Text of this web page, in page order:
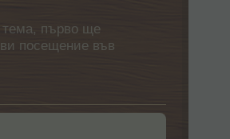
тема, първо ще
посещение във